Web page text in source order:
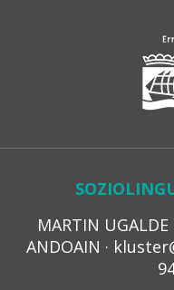
MARTIN
ANDOAIN ·